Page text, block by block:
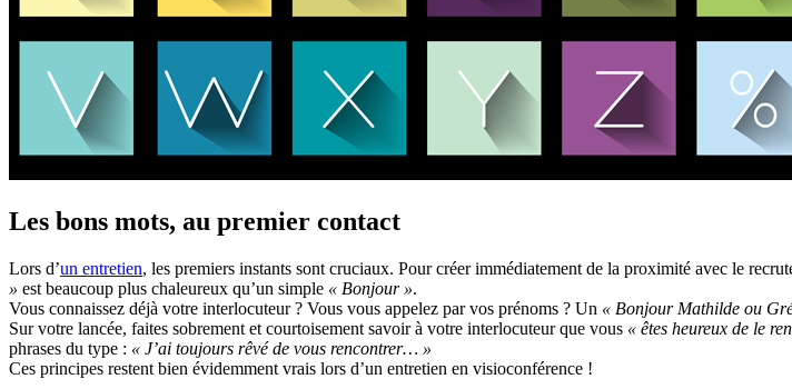
Les bons mots, au premier contact
Lors d’un entretien, les premiers instants sont cruciaux. Pour créer immédiatement de la proximité avec le
» est beaucoup plus chaleureux qu’un simple « Bonjour ».
Vous connaissez déjà votre interlocuteur ? Vous vous appelez par vos prénoms ? Un « Bonjour Mathilde ou
Sur votre lancée, faites sobrement et courtoisement savoir à votre interlocuteur que vous « êtes heureux de le
phrases du type : « J’ai toujours rêvé de vous rencontrer… »
Ces principes restent bien évidemment vrais lors d’un entretien en visioconférence !